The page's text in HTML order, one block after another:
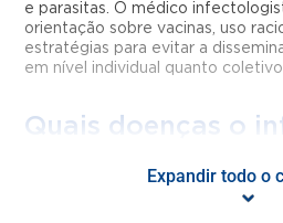
e parasitas. O médico
orientação sobre vacinas, uso
estratégias para evitar a
em nível individual quanto
Quais doenças o
Expandir todo o